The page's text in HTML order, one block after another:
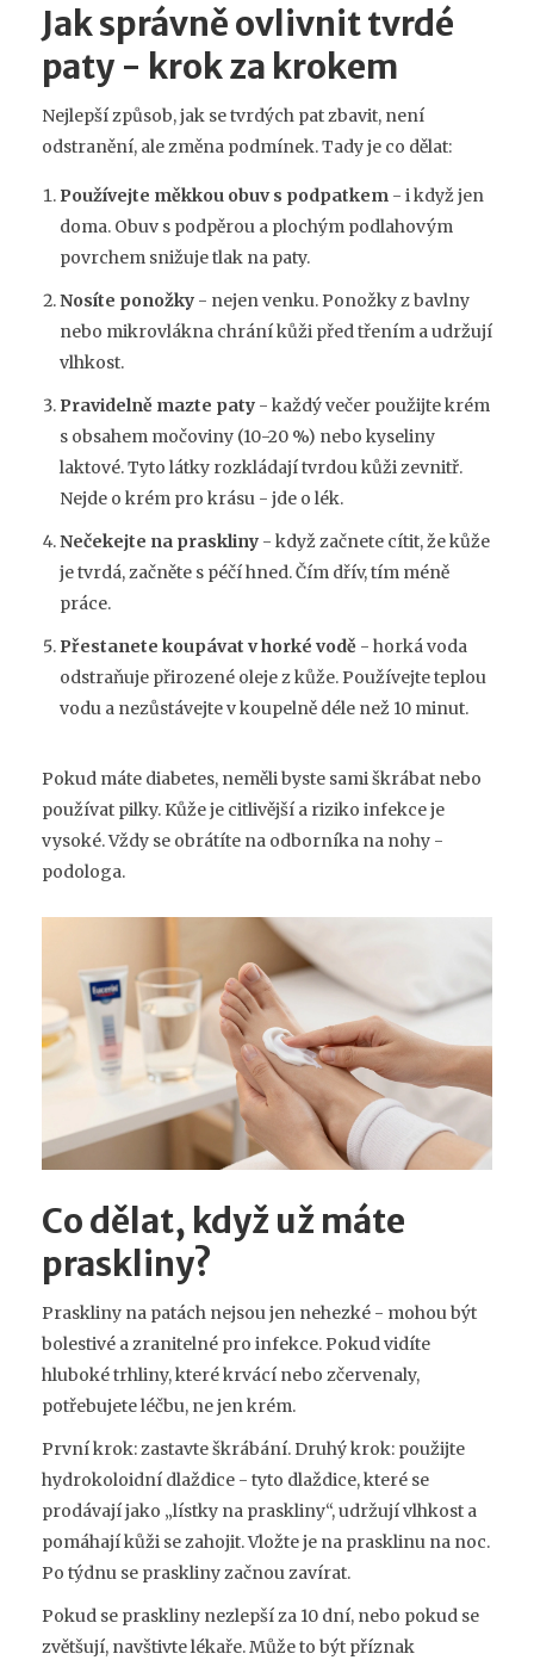
Jak správně ovlivnit tvrdé
paty - krok za krokem
Nejlepší způsob, jak se tvrdých pat zbavit, není
odstranění, ale změna podmínek. Tady je co dělat:
Používejte měkkou obuv s podpatkem - i když jen
doma. Obuv s podpěrou a plochým podlahovým
povrchem snižuje tlak na paty.
Nosíte ponožky - nejen venku. Ponožky z bavlny
nebo mikrovlákna chrání kůži před třením a udržují
vlhkost.
Pravidelně mazte paty - každý večer použijte krém
s obsahem močoviny (10-20 %) nebo kyseliny
laktové. Tyto látky rozkládají tvrdou kůži zevnitř.
Nejde o krém pro krásu - jde o lék.
Nečekejte na praskliny - když začnete cítit, že kůže
je tvrdá, začněte s péčí hned. Čím dřív, tím méně
práce.
Přestanete koupávat v horké vodě - horká voda
odstraňuje přirozené oleje z kůže. Používejte teplou
vodu a nezůstávejte v koupelně déle než 10 minut.
Pokud máte diabetes, neměli byste sami škrábat nebo
používat pilky. Kůže je citlivější a riziko infekce je
vysoké. Vždy se obrátíte na odborníka na nohy -
podologa.
Co dělat, když už máte
praskliny?
Praskliny na patách nejsou jen nehezké - mohou být
bolestivé a zranitelné pro infekce. Pokud vidíte
hluboké trhliny, které krvácí nebo zčervenaly,
potřebujete léčbu, ne jen krém.
První krok: zastavte škrábání. Druhý krok: použijte
hydrokoloidní dlaždice - tyto dlaždice, které se
prodávají jako „lístky na praskliny“, udržují vlhkost a
pomáhají kůži se zahojit. Vložte je na prasklinu na noc.
Po týdnu se praskliny začnou zavírat.
Pokud se praskliny nezlepší za 10 dní, nebo pokud se
zvětšují, navštivte lékaře. Může to být příznak